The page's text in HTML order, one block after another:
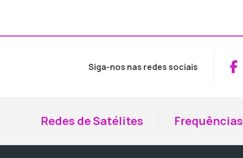
Siga-nos nas redes sociais
Redes de Satélites Frequências